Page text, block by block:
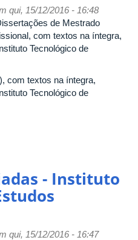
qui, 15/12/2016 - 16:48
de Mestrado
com textos na íntegra,
Tecnológico de
com textos na íntegra,
Tecnológico de
- Instituto
qui, 15/12/2016 - 16:47